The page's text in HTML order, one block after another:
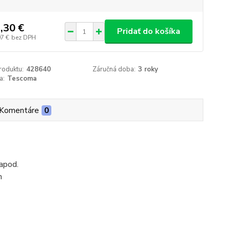
€
€ bez DPH
Pridať do košíka
428640 Záručná doba: 3 roky
Tescoma
0